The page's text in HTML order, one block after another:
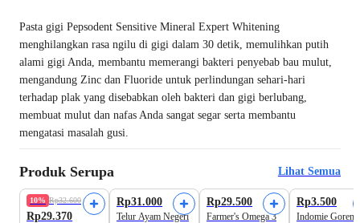
Pasta gigi Pepsodent Sensitive Mineral Expert Whitening
menghilangkan rasa ngilu di gigi dalam 30 detik, memulihkan putih
alami gigi Anda, membantu memerangi bakteri penyebab bau mulut,
mengandung Zinc dan Fluoride untuk perlindungan sehari-hari
terhadap plak yang disebabkan oleh bakteri dan gigi berlubang,
membuat mulut dan nafas Anda sangat segar serta membantu
mengatasi masalah gusi.
Produk Serupa Lihat Semua
10% Rp32.600
Rp29.370
Rp31.000
Telur Ayam Negeri
Rp29.500
Farmer's Omega 3
Rp3.500
Indomie Goreng